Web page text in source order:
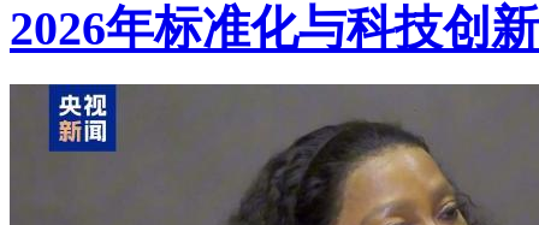
2026年标准化与科技创